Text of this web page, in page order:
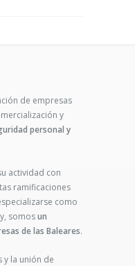
de empresas
y
personal y
actividad con
ramificaciones
como
somosun
de las Baleares.
y la unión de